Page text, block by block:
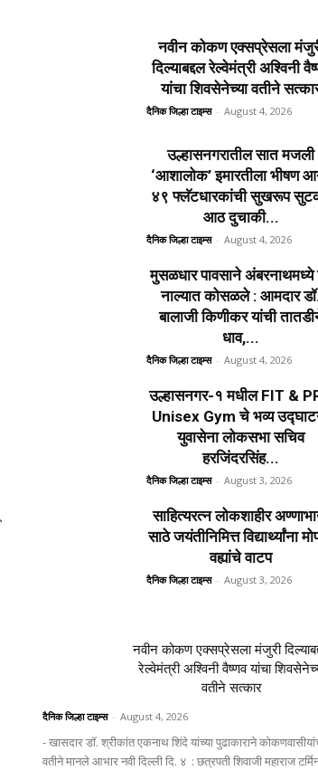
नवीन कोकण एक्सप्रेसला
दिल्याबद्दल रेल्वेमंत्री अश्विनी
यांचा शिवसेनेच्या वतीने
दैनिक जिल्हा टाइम्स - August 4, 2026
उल्हासनगरातील सात मजली
‘आशालोक’ इमारतीला भीषण
४९ फ्लॅटधारकांची सुखरूप
आठ दुचाकी...
दैनिक जिल्हा टाइम्स - August 4, 2026
मुसळधार पावसाने अंबरनाथमध्ये
नाल्यात कोसळले : आमदार
बालाजी किणीकर यांची
धाव,...
दैनिक जिल्हा टाइम्स - August 4, 2026
उल्हासनगर-१ मधील FIT &
Unisex Gym चे भव्य
युवासेना लोकसभा सचिव
हरजिंदरसिंह...
दैनिक जिल्हा टाइम्स - August 3, 2026
साहित्यरत्न लोकशाहीर
साठे जयंतीनिमित्त विद्यार्थ्यांना
वह्यांचे वाटप
दैनिक जिल्हा टाइम्स - August 3, 2026
नवीन कोकण एक्सप्रेसला मंजुरी
रेल्वेमंत्री अश्विनी वैष्णव यांचा
वतीने सत्कार
दैनिक जिल्हा टाइम्स - August 4, 2026
- खासदार डॉ. श्रीकांत एकनाथ शिंदे यांच्या पुढाकाराने
वतीने मानले आभार नवी दिल्ली दि. ४ : छत्रपती शिवाजी महाराज